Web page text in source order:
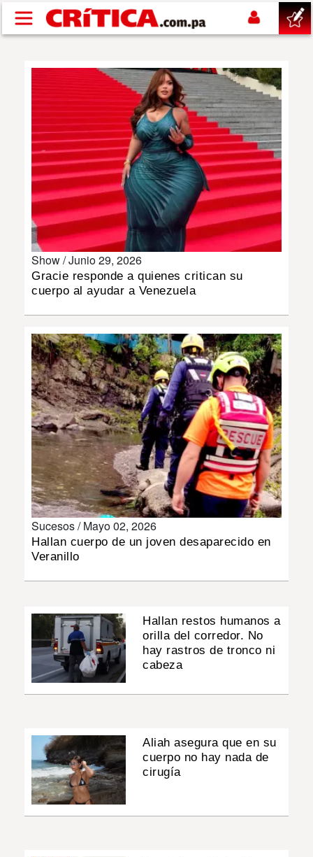
Pasar al contenido principal
SUCESOS
NACIONAL
POLÍTICA
SHOW
DEPORTES
INSÓLITAS
MULTIMEDIA
IMPRESO
Show /Junio 29, 2026
Gracie responde a quienes critican su
cuerpo al ayudar a Venezuela
Sucesos /Mayo 02, 2026
Hallan cuerpo de un joven desaparecido en
Veranillo
Hallan restos humanos a
orilla del corredor. No
hay rastros de tronco ni
cabeza
Aliah asegura que en su
cuerpo no hay nada de
cirugía